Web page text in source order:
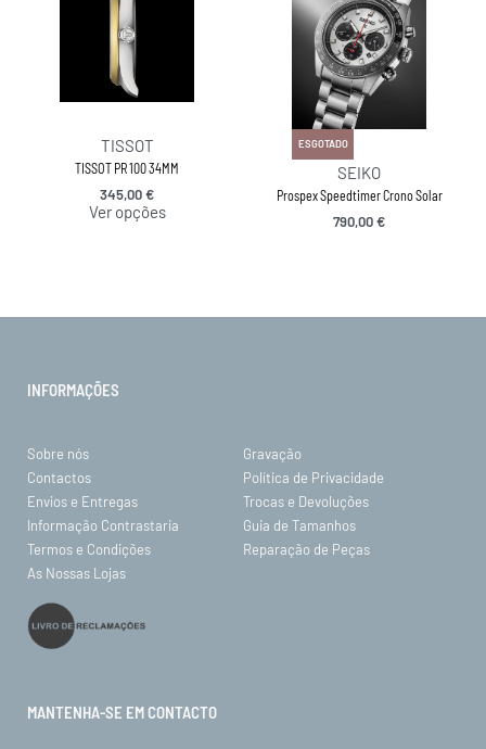
TISSOT
TISSOT PR 100 34MM
345,00€
Ver opções
ESGOTADO
SEIKO
Prospex Speedtimer Crono Solar
790,00€
INFORMAÇÕES
Sobre nós
Gravação
Contactos
Política de Privacidade
Envios e Entregas
Trocas e Devoluções
Informação Contrastaria
Guia de Tamanhos
Termos e Condições
Reparação de Peças
As Nossas Lojas
MANTENHA-SE EM CONTACTO